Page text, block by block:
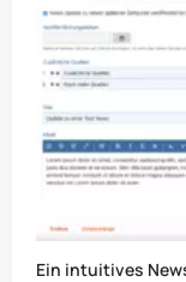
Ein intuitives